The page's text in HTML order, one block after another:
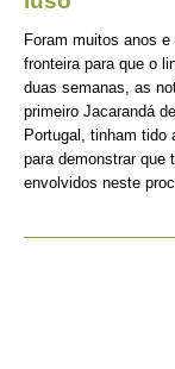
Foram muitos anos
fronteira para que o
duas semanas, as
primeiro Jacarandá
Portugal, tinham tido
para demonstrar que
envolvidos neste